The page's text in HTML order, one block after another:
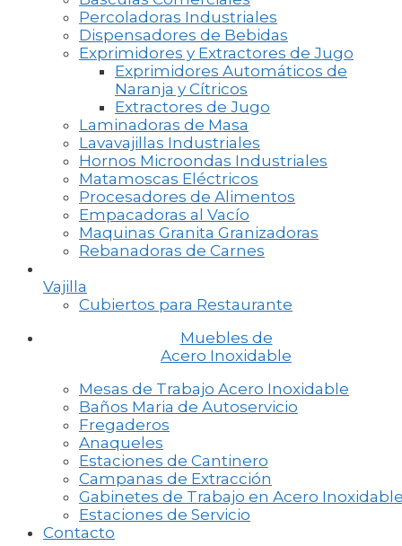
Percoladoras Industriales
Dispensadores de Bebidas
Exprimidores y Extractores de Jugo
Exprimidores Automáticos de
Naranja y Cítricos
Extractores de Jugo
Laminadoras de Masa
Lavavajillas Industriales
Hornos Microondas Industriales
Matamoscas Eléctricos
Procesadores de Alimentos
Empacadoras al Vacío
Maquinas Granita Granizadoras
Rebanadoras de Carnes
Vajilla
Cubiertos para Restaurante
Muebles de
Acero Inoxidable
Mesas de Trabajo Acero Inoxidable
Baños Maria de Autoservicio
Fregaderos
Anaqueles
Estaciones de Cantinero
Campanas de Extracción
Gabinetes de Trabajo en Acero
Estaciones de Servicio
Contacto